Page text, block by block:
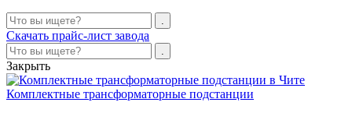
Скачать прайс-лист завода
Закрыть
Комплектные трансформаторные подстанции